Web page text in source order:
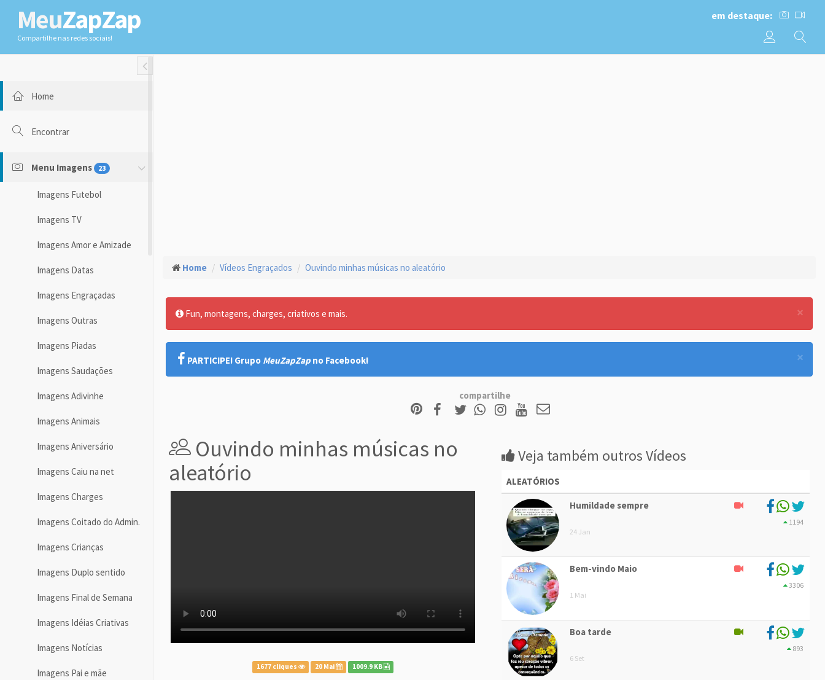
MeuZapZap
Compartilhe nas redes sociais!
em destaque:
Toggle Fullwidth
Home
Encontrar
Menu Imagens 23
Imagens Futebol
Imagens TV
Imagens Amor e Amizade
Imagens Datas
Imagens Engraçadas
Imagens Outras
Imagens Piadas
Imagens Saudações
Imagens Adivinhe
Imagens Animais
Imagens Aniversário
Imagens Caiu na net
Imagens Charges
Imagens Coitado do Admin.
Imagens Crianças
Imagens Duplo sentido
Imagens Final de Semana
Imagens Idéias Criativas
Imagens Notícias
Imagens Pai e mãe
Home Vídeos Engraçados Ouvindo minhas músicas no aleatório
×
Fun, montagens, charges, criativos e mais.
×
PARTICIPE! Grupo MeuZapZap no Facebook!
compartilhe
Ouvindo minhas músicas no
aleatório
1677 cliques 20 Mai 1009.9 KB
Veja também outros Vídeos
ALEATÓRIOS
Humildade sempre
24 Jan
1194
Bem-vindo Maio
1 Mai
3306
Boa tarde
6 Set
893